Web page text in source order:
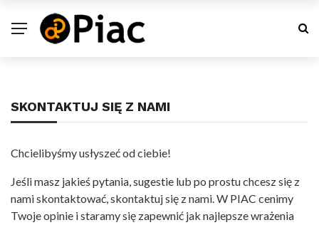
SKONTAKTUJ SIĘ Z NAMI
Chcielibyśmy usłyszeć od ciebie!
Jeśli masz jakieś pytania, sugestie lub po prostu chcesz się z
nami skontaktować, skontaktuj się z nami. W PIAC cenimy
Twoje opinie i staramy się zapewnić jak najlepsze wrażenia